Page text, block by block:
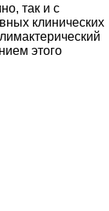
так и с
клинических
этого